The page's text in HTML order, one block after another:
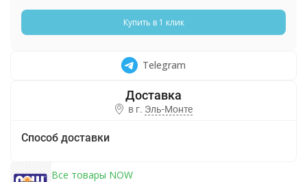
Купить в 1 клик
Telegram
в г. Эль-Монте
Способ доставки
Все товары NOW